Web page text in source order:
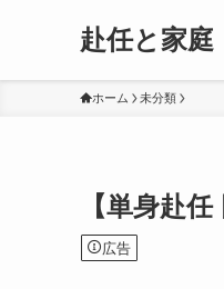
赴任と家庭
ホーム 未分類
【単身赴
広告